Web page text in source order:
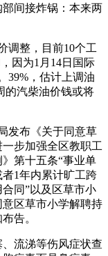
间接炸锅：本来两
整，目前10个工
因为1月14日国际
39%，估计上调油
的汽柴油价钱或将
布《关于同意草
步加强全区教职工
第十五条“事业单
1年内累计旷工跨
同”以及区草市小
区草市小学解聘持
告。
流涕等伤风症状查